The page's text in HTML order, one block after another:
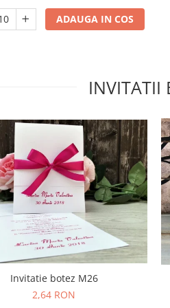
ADAUGA IN COS
INVITATII
Invitatie botez M26
2,64 RON